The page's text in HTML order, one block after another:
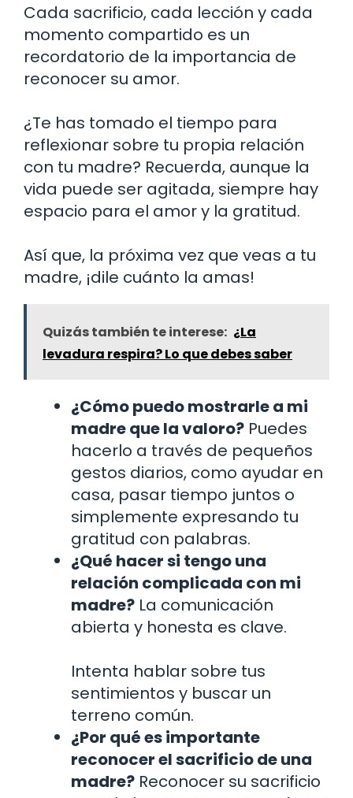
Cada sacrificio, cada lección y cada
momento compartido es un
recordatorio de la importancia de
reconocer su amor.
¿Te has tomado el tiempo para
reflexionar sobre tu propia relación
con tu madre? Recuerda, aunque la
vida puede ser agitada, siempre hay
espacio para el amor y la gratitud.
Así que, la próxima vez que veas a tu
madre, ¡dile cuánto la amas!
Quizás también te interese: ¿La
levadura respira? Lo que debes saber
¿Cómo puedo mostrarle a mi
madre que la valoro? Puedes
hacerlo a través de pequeños
gestos diarios, como ayudar en
casa, pasar tiempo juntos o
simplemente expresando tu
gratitud con palabras.
¿Qué hacer si tengo una
relación complicada con mi
madre? La comunicación
abierta y honesta es clave.
Intenta hablar sobre tus
sentimientos y buscar un
terreno común.
¿Por qué es importante
reconocer el sacrificio de una
madre? Reconocer su sacrificio